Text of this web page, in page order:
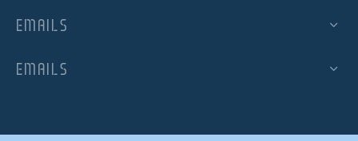
EMAILS
EMAILS